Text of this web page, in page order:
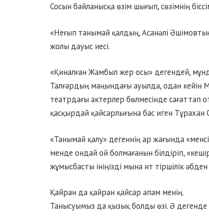
Сосын байланысқа өзім шығып, сөзімнің
«Неғып танымай қалдың, Асанәлі
жолы дауыс иесі.
«Қиналған Жамбыл жер осы» дегендей,
Талғардың маңындағы ауылда, одан кейін
театрдағы актерлер бөлмесінде сағаттап
қасқырдай қайсарлығына бас иген
«Танымай қалу» дегеннің ар жағында
менде ондай ой болмағанын білдіріп,
жұмысбасты ініңізді мына ит тіршілік
Қайран да қайран қайсар апам менің.
Танысуымыз да қызық болды өзі. Ә дегенде